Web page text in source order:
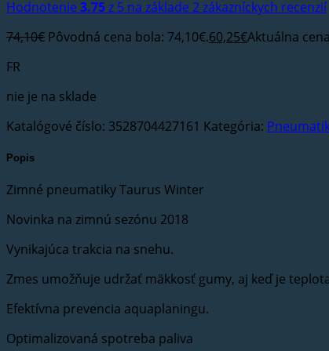
Hodnotenie 3.75z 5 na základe 2zákazníckych recenzií
74,10€ Pôvodná cena bola: 74,10€.60,25€Aktuálna
FR
nie je na sklade
Katalógové číslo: 3528704427161 Kategória:
Popis
Zimné pneumatiky Taurus Winter
Novinka na zimnú sezónu 2018
Vynikajúca trakcia na snehu.
Zmes umožňuje udržať mäkkosť gumy, aj keď je
Efektívna prevencia aquaplaningu.
Optimalizovaná spotreba paliva